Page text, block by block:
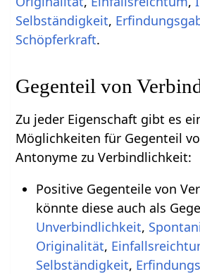
Selbständigkeit,
Schöpferkraft.
Gegenteil von
Zu jeder Eigenschaft gibt es
Möglichkeiten für Gegenteil
Antonyme zu Verbindlichkeit:
Positive Gegenteile von
könnte diese auch als
Unverbindlichkeit,
Originalität,
Selbständigkeit,